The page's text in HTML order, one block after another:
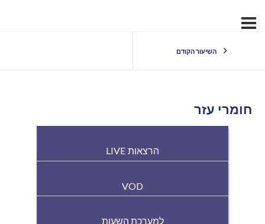
השיעור הקודם
חומרי עזר
הרצאות LIVE
VOD
למערכת השעות